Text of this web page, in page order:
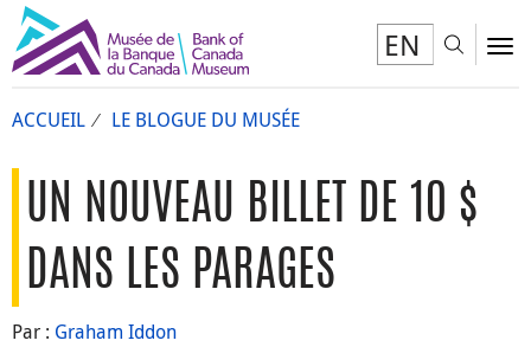
EN
ACCUEIL LE BLOGUE DU MUSÉE
UN NOUVEAU BILLET DE 10 $
DANS LES PARAGES
Par : Graham Iddon